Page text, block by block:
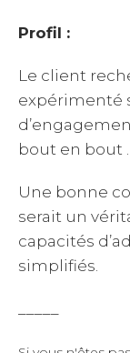
Profil :
Le client
expérimenté
bout en bout .
Une bonne
serait un
capacités
simplifiés.